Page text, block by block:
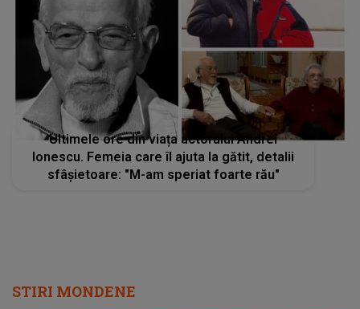
Ultimele ore din viața actorului Andrei
Ionescu. Femeia care îl ajuta la gătit, detalii
sfâșietoare: "M-am speriat foarte rău"
STIRI MONDENE